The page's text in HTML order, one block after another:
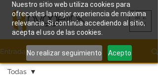
Nuestro sitio web utiliza cookies para
ofrecerles la mejor experiencia de máxima
relevancia. Si continúa accediendo al sitio,
acepta el uso de las cookies.
No realizar seguimiento Acepto
ME
NU
Entrada
Todas